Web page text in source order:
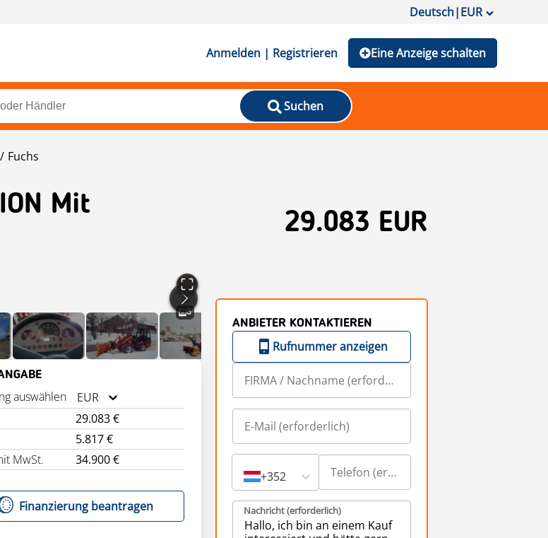
Deutsch|EUR
Anmelden | Registrieren Eine Anzeige schalten
Suchen
Fuchs
Mit
29.083 EUR
8
auswählen
EUR
29.083 €
5.817 €
MwSt.
34.900 €
Finanzierung beantragen
ANBIETER KONTAKTIEREN
Rufnummer anzeigen
+352
Nachricht (erforderlich)